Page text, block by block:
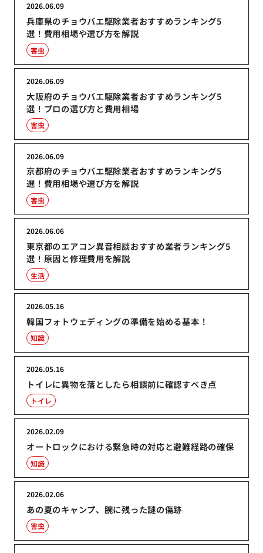
兵庫県のチョウバエ駆除業者おすすめランキング5
選！費用相場や選び方を解説
2026.06.09
害虫
大阪府のチョウバエ駆除業者おすすめランキング5
選！プロの選び方と費用相場
2026.06.09
害虫
京都府のチョウバエ駆除業者おすすめランキング5
選！費用相場や選び方を解説
2026.06.09
害虫
東京都のエアコン異音相談おすすめ業者ランキング5
選！原因と修理費用を解説
2026.06.06
生活
韓国フォトウェディングの準備を始める基本！
2026.05.16
知識
トイレに異物を落としたら相談前に確認すべき点
2026.05.16
トイレ
オートロックにおける緊急時の対応と避難経路の確保
2026.02.09
知識
あの夏のキャンプ、腕に残った謎の傷跡
2026.02.06
害虫